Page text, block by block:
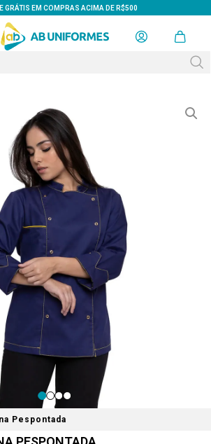
GRÁTIS EM COMPRAS ACIMA DE R$500
Pespontada